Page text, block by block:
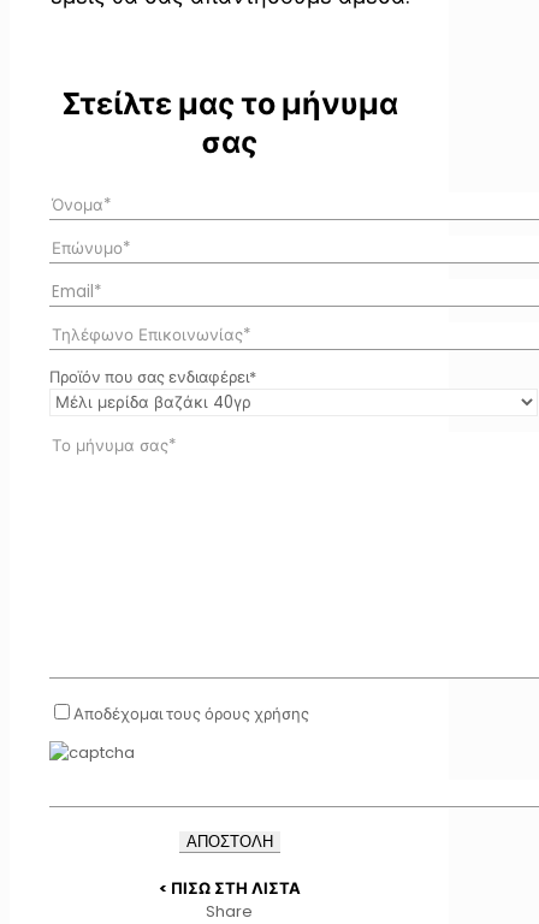
Στείλτε μας το μήνυμα
σας
Προϊόν που σας ενδιαφέρει*
Αποδέχομαι τους όρους χρήσης
< ΠΙΣΩ ΣΤΗ ΛΙΣΤΑ
Share